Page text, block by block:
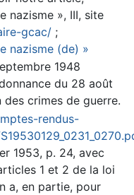
finit de juger le nazisme », III, site
gcac/;
nazisme (de) »
1948
du 28 août
crimes de guerre.
rendus-
1953, p. 24, avec
1 et 2 de la loi
a, en partie, pour